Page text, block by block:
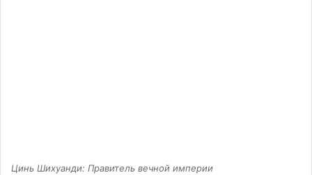
Цинь Шихуанди: Правитель вечной империи